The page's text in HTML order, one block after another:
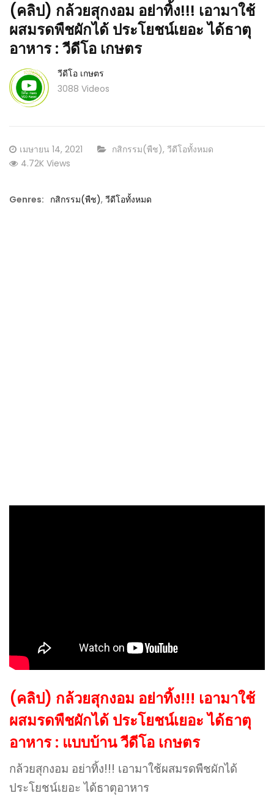
บับ
(คลิป) ปลูกพืชหน้าไหนดี ? BY อ.ทอง ธรรมดา
(ความเข้าใจผิดทางการเกษตร)
(คลิป) กล้วยสุกงอม อย่าทิ้ง!!! เอามาใช้
ผสมรดพืชผักได้ ประโยชน์เยอะ ได้ธาตุ
อาหาร : วีดีโอ เกษตร
วีดีโอ เกษตร
3088 Videos
Posted
on
เมษายน 14, 2021 CATEGORY:
กสิกรรม(พืช), วีดีโอทั้งหมด
4.72K Views
Genres: กสิกรรม(พืช), วีดีโอทั้งหมด
(คลิป) กล้วยสุกงอม อย่าทิ้ง!!! เอามาใช้
ผสมรดพืชผักได้ ประโยชน์เยอะ ได้ธาตุ
อาหาร : แบบบ้าน วีดีโอ เกษตร
กล้วยสุกงอม อย่าทิ้ง!!! เอามาใช้ผสมรดพืชผักได้
ประโยชน์เยอะ ได้ธาตุอาหาร